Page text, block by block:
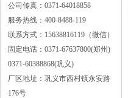
公司传真：0371-64018858
服务热线：400-8488-119
联系方式：15638816119（微信）
固定电话：0371-67637800(郑州)
0371-60388868(巩义)
厂区地址：巩义市西村镇永安路
176号